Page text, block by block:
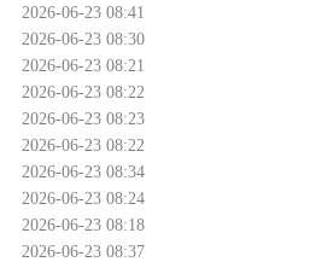
2026-06-23 08:41
2026-06-23 08:30
2026-06-23 08:21
2026-06-23 08:22
2026-06-23 08:23
2026-06-23 08:22
2026-06-23 08:34
2026-06-23 08:24
2026-06-23 08:18
2026-06-23 08:37